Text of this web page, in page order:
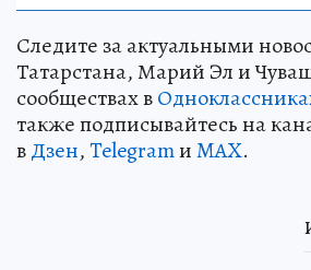
Следите за актуальными
Татарстана, Марий Эл и
сообществах в
также подписывайтесь на
вДзен,TelegramиMAX.